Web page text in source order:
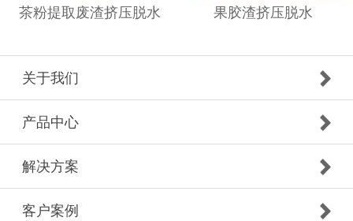
茶粉提取废渣挤压脱水 果胶渣挤压脱水
关于我们
产品中心
解决方案
客户案例